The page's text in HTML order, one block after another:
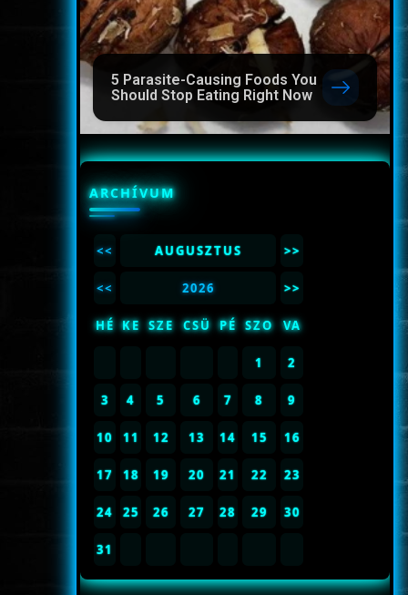
5 Parasite-Causing Foods You
Should Stop Eating Right Now
ARCHÍVUM
<< AUGUSZTUS >>
<< 2026 >>
HÉ KE SZE CSÜ PÉ SZO VA
1 2
3 4 5 6 7 8 9
10 11 12 13 14 15 16
17 18 19 20 21 22 23
24 25 26 27 28 29 30
31